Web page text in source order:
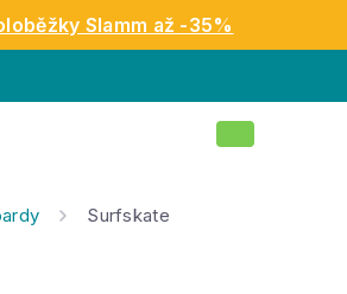
Slamm až -35%
Nákupní
Surfskate